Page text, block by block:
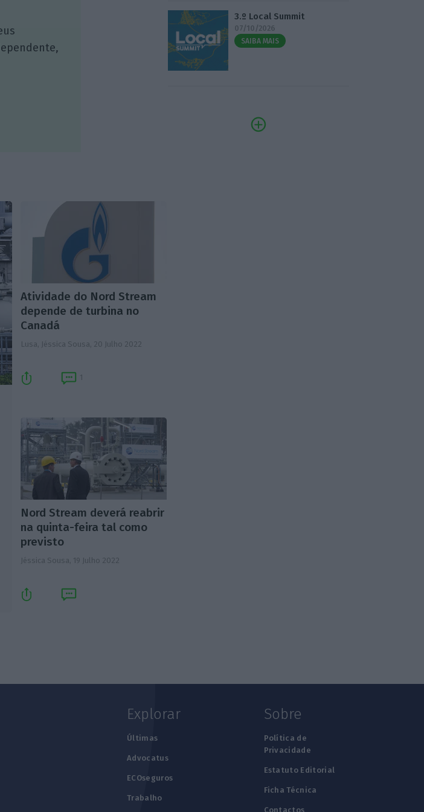
3.º Local Summit
07/10/2026
SAIBA MAIS
Atividade do Nord Stream
depende de turbina no
Canadá
Lusa, Jéssica Sousa, 20 Julho 2022
Nord Stream deverá reabrir
na quinta-feira tal como
previsto
Jéssica Sousa, 19 Julho 2022
Explorar
Últimas
Advocatus
ECOseguros
Trabalho
Sobre
Política de
Privacidade
Estatuto Editorial
Ficha Técnica
Contactos